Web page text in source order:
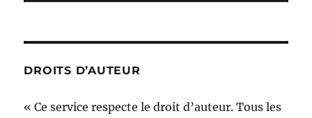
DROITS D’AUTEUR
« Ce service respecte le droit d’auteur. Tous les